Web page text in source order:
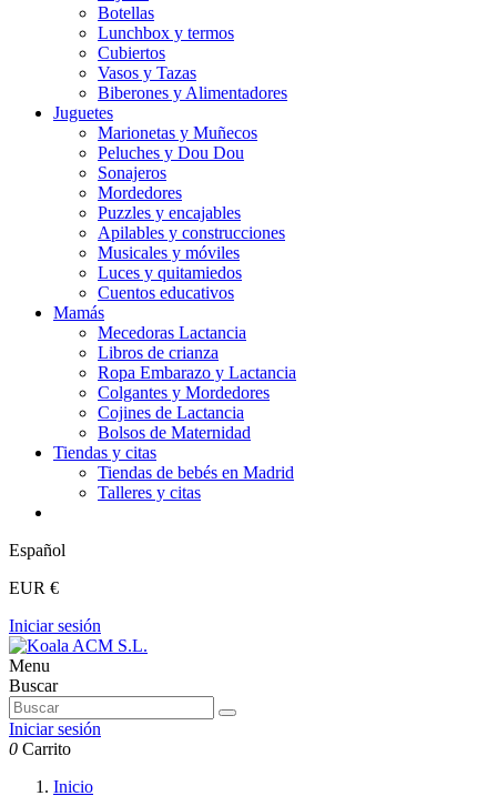
Botellas
Lunchbox y termos
Cubiertos
Vasos y Tazas
Biberones y Alimentadores
Juguetes
Marionetas y Muñecos
Peluches y Dou Dou
Sonajeros
Mordedores
Puzzles y encajables
Apilables y construcciones
Musicales y móviles
Luces y quitamiedos
Cuentos educativos
Mamás
Mecedoras Lactancia
Libros de crianza
Ropa Embarazo y Lactancia
Colgantes y Mordedores
Cojines de Lactancia
Bolsos de Maternidad
Tiendas y citas
Tiendas de bebés en Madrid
Talleres y citas
Español
EUR €
Iniciar sesión
Menu
Buscar
Iniciar sesión
0 Carrito
Inicio